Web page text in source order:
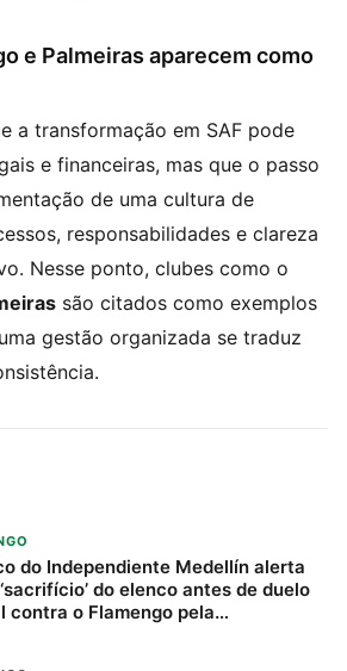
e Palmeiras aparecem como
a transformação em SAF pode
e financeiras, mas que o passo
de uma cultura de
responsabilidades e clareza
Nesse ponto, clubes como o
são citados como exemplos
gestão organizada se traduz
do Independiente Medellín alerta
do elenco antes de duelo
contra o Flamengo pela